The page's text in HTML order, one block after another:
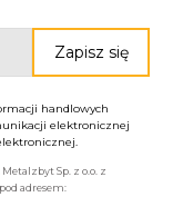
handlowych
elektronicznej
Sp. z o.o. z
adresem: